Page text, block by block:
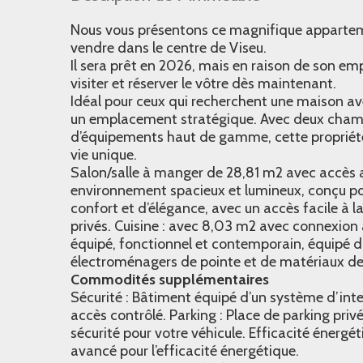
Nous vous présentons ce magnifique
vendre dans le centre de Viseu.
Il sera prêt en 2026, mais en raison de son
visiter et réserver le vôtre dès maintenant.
Idéal pour ceux qui recherchent une maison
un emplacement stratégique. Avec deux
d’équipements haut de gamme, cette
vie unique.
Salon/salle à manger de 28,81 m2 avec accès
environnement spacieux et lumineux, conçu
confort et d’élégance, avec un accès facile à
privés. Cuisine : avec 8,03 m2 avec
équipé, fonctionnel et contemporain, équipé
électroménagers de pointe et de matériaux
Commodités supplémentaires
Sécurité : Bâtiment équipé d’un système
accès contrôlé. Parking : Place de parking
sécurité pour votre véhicule. Efficacité
avancé pour l’efficacité énergétique.